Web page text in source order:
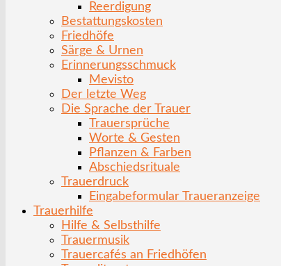
Reerdigung
Bestattungskosten
Friedhöfe
Särge & Urnen
Erinnerungsschmuck
Mevisto
Der letzte Weg
Die Sprache der Trauer
Trauersprüche
Worte & Gesten
Pflanzen & Farben
Abschiedsrituale
Trauerdruck
Eingabeformular Traueranzeige
Trauerhilfe
Hilfe & Selbsthilfe
Trauermusik
Trauercafés an Friedhöfen